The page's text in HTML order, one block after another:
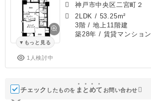
もっと見る
1人検討中
神戸市中央区二宮町２
2LDK / 53.25m²
3階 / 地上11階建
築28年 / 賃貸マンション
チェック したものを ま と めて お問い合わせ